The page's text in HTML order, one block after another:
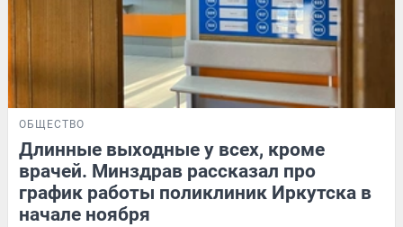
ОБЩЕСТВО
Длинные выходные у всех, кроме
врачей. Минздрав рассказал про
график работы поликлиник Иркутска в
начале ноября